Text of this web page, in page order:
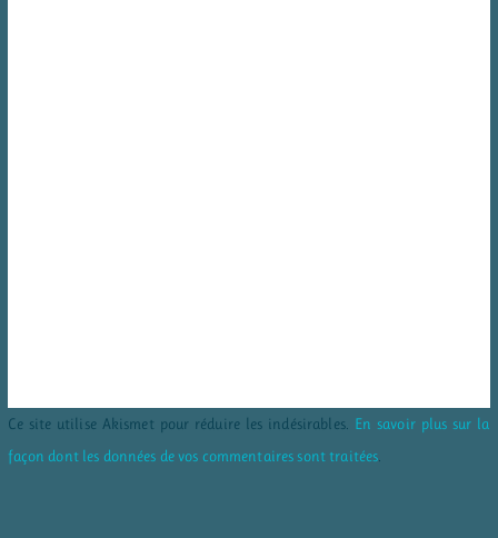
Ce site utilise Akismet pour réduire les indésirables. En savoir plus sur la
façon dont les données de vos commentaires sont traitées